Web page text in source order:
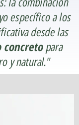
específico a los
desde las
concretopara
y natural."